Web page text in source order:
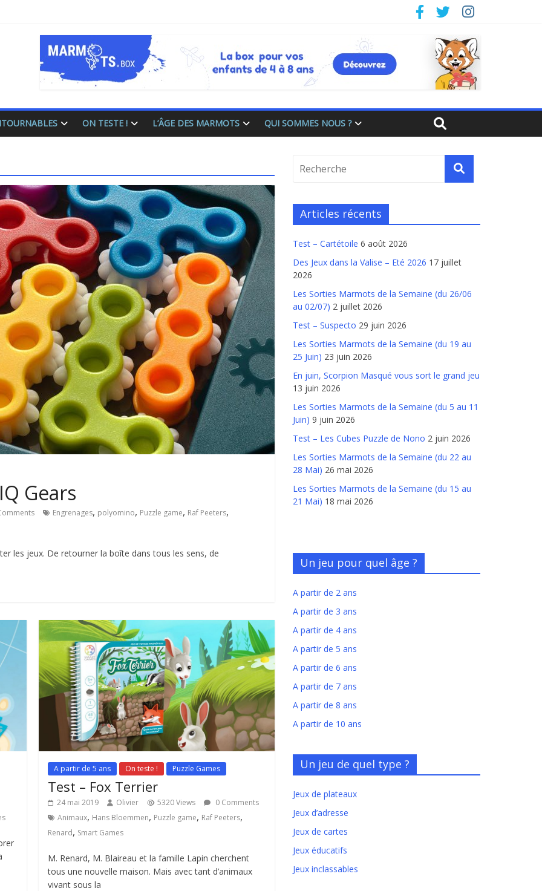
ON TESTE ! L’ÂGE DES MARMOTS QUI SOMMES NOUS ?
Gears
Engrenages, polyomino, Puzzle game, Raf Peeters,
les jeux. De retourner la boîte dans tous les sens, de
A partir de 5 ans On teste ! Puzzle Games
Test – Fox Terrier
24 mai 2019 Olivier 5320 Views
0 Comments
Animaux, Hans Bloemmen, Puzzle game, Raf Peeters,
Renard, Smart Games
M. Renard, M. Blaireau et la famille Lapin cherchent
tous une nouvelle maison. Mais avec tant d’animaux
vivant sous la
Articles récents
Test – Cartétoile 6 août 2026
Des Jeux dans la Valise – Eté 2026 17 juillet
2026
Les Sorties Marmots de la Semaine (du 26/06
au 02/07) 2 juillet 2026
Test – Suspecto 29 juin 2026
Les Sorties Marmots de la Semaine (du 19 au
25 Juin) 23 juin 2026
En juin, Scorpion Masqué vous sort le grand jeu
13 juin 2026
Les Sorties Marmots de la Semaine (du 5 au 11
Juin) 9 juin 2026
Test – Les Cubes Puzzle de Nono 2 juin 2026
Les Sorties Marmots de la Semaine (du 22 au
28 Mai) 26 mai 2026
Les Sorties Marmots de la Semaine (du 15 au
21 Mai) 18 mai 2026
Un jeu pour quel âge ?
A partir de 2 ans
A partir de 3 ans
A partir de 4 ans
A partir de 5 ans
A partir de 6 ans
A partir de 7 ans
A partir de 8 ans
A partir de 10 ans
Un jeu de quel type ?
Jeux de plateaux
Jeux d’adresse
Jeux de cartes
Jeux éducatifs
Jeux inclassables